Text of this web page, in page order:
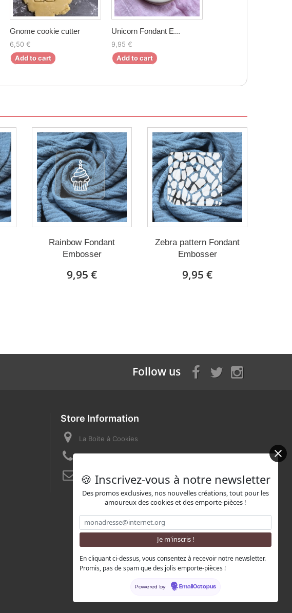
Gnome cookie cutter
6,50 €
Add to cart
Unicorn Fondant E...
9,95 €
Add to cart
Rainbow Fondant
Embosser
9,95 €
Zebra pattern Fondant
Embosser
9,95 €
Follow us
Store Information
La Boite à Cookies
Email:contact@laboiteacookies.com
🍪 Inscrivez-vous à notre newsletter
Des promos exclusives, nos nouvelles créations, tout pour les
amoureux des cookies et des emporte-pièces !
En cliquant ci-dessus, vous consentez à recevoir notre newsletter.
Promis, pas de spam que des jolis emporte-pièces !
Powered by EmailOctopus